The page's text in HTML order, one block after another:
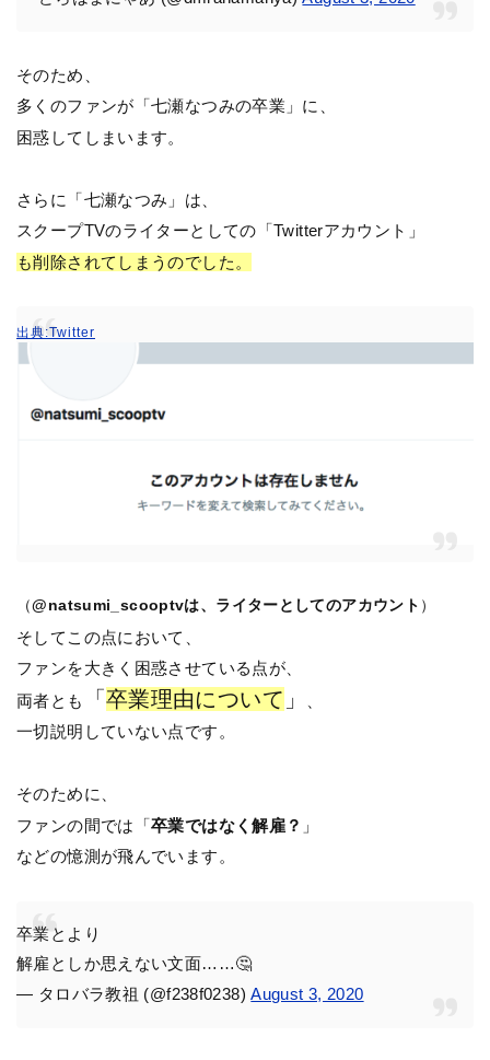
そのため、
多くのファンが「七瀬なつみの卒業」に、
困惑してしまいます。
さらに「七瀬なつみ」は、
スクープTVのライターとしての「Twitterアカウント」
も削除されてしまうのでした。
出典:Twitter
（@natsumi_scooptvは、ライターとしてのアカウント ）
そしてこの点において、
ファンを大きく困惑させている点が、
両者とも
「 卒業理由について 」
一切説明していない点です。
そのために、
ファンの間では「卒業ではなく解雇？ 」
などの憶測が飛んでいます。
卒業とより
解雇としか思えない文面……🤔
— タロバラ教祖 (@f238f0238)August 3, 2020